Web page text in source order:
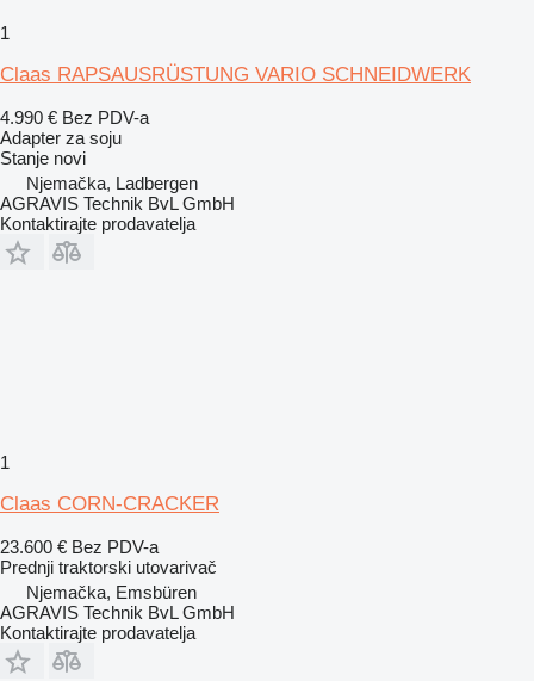
1
Claas RAPSAUSRÜSTUNG VARIO SCHNEIDWERK
4.990 € Bez PDV-a
Adapter za soju
Stanje novi
Njemačka, Ladbergen
AGRAVIS Technik BvL GmbH
Kontaktirajte prodavatelja
1
Claas CORN-CRACKER
23.600 € Bez PDV-a
Prednji traktorski utovarivač
Njemačka, Emsbüren
AGRAVIS Technik BvL GmbH
Kontaktirajte prodavatelja